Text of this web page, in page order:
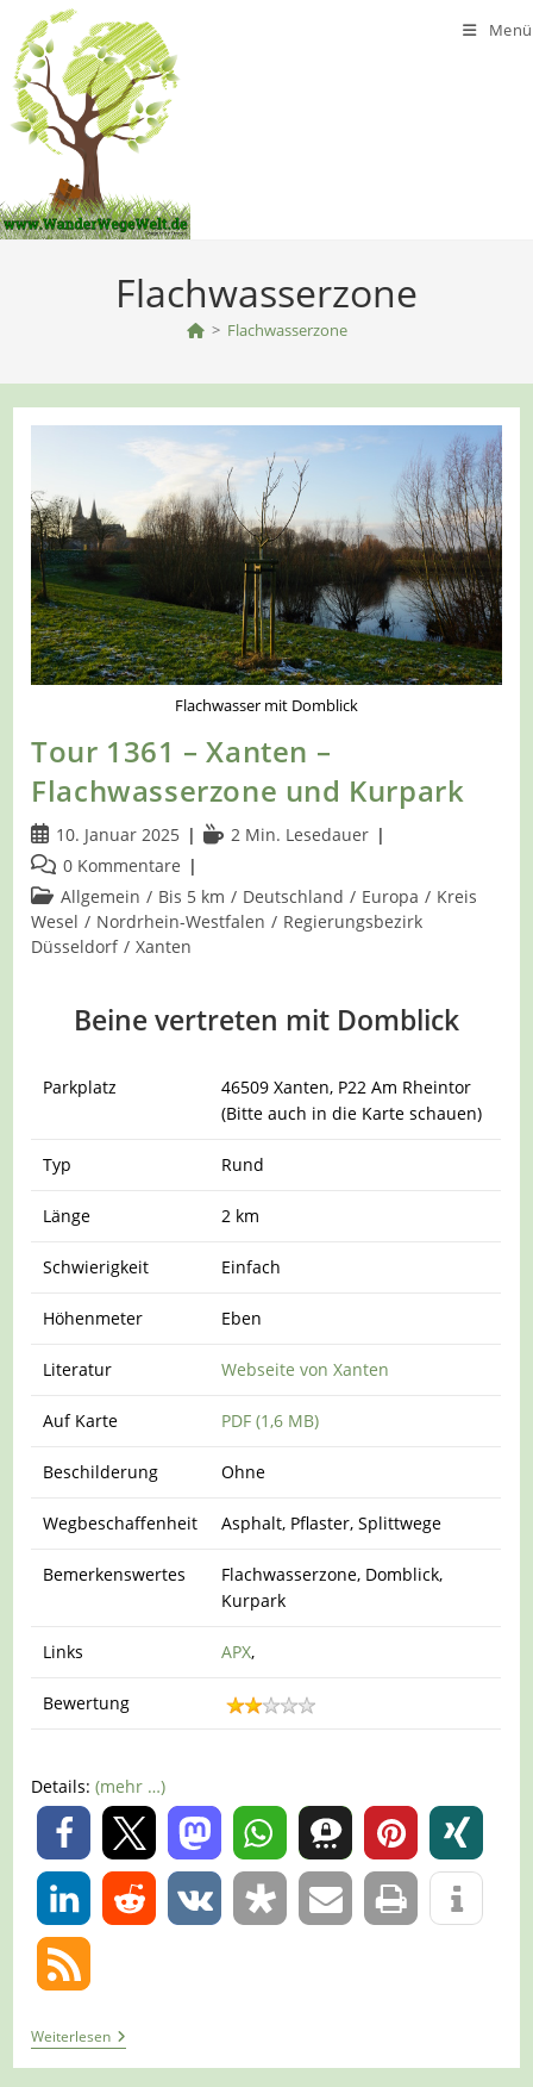
Inhalt
springen
Menü
Flachwasserzone
> Flachwasserzone
Flachwasser mit Domblick
Tour 1361 – Xanten –
Flachwasserzone und Kurpark
Beitrag
veröffentlicht:
10. Januar 2025 Lesedauer:
2 Min. Lesedauer
Beitrags-
Kommentare:
0 Kommentare
Beitrags-
Kategorie:
Allgemein / Bis 5 km / Deutschland / Europa / Kreis
Wesel / Nordrhein-Westfalen / Regierungsbezirk
Düsseldorf / Xanten
Beine vertreten mit Domblick
Parkplatz
46509 Xanten, P22 Am Rheintor
(Bitte auch in die Karte schauen)
Typ Rund
Länge 2 km
Schwierigkeit Einfach
Höhenmeter Eben
Literatur Webseite von Xanten
Auf Karte PDF (1,6 MB)
Beschilderung Ohne
Wegbeschaffenheit Asphalt, Pflaster, Splittwege
Bemerkenswertes
Flachwasserzone, Domblick,
Kurpark
Links APX,
Bewertung
Details:(mehr …)
0
0
WeiterlesenTour
1361
–